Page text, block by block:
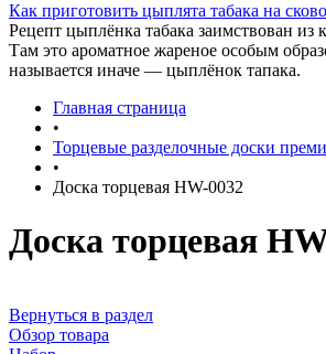
Как приготовить цыплята табака на
Рецепт цыплёнка табака заимствован из
Там это ароматное жареное особым
называется иначе — цыплёнок тапака.
Главная страница
•
Торцевые разделочные доски
•
Доска торцевая HW-0032
Доска торцевая
Вернуться в раздел
Обзор товара